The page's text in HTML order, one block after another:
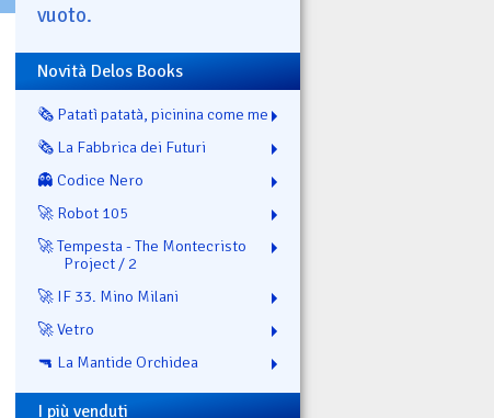
vuoto.
Novità Delos Books
🗞️ Patatì patatà, picinina come me
🗞️ La Fabbrica dei Futuri
👻 Codice Nero
🚀 Robot 105
🚀 Tempesta - The Montecristo
Project / 2
🚀 IF 33. Mino Milani
🚀 Vetro
🔫 La Mantide Orchidea
I più venduti